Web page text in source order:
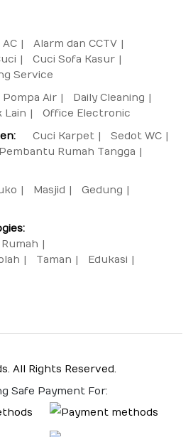
AC
Alarm dan CCTV
Cuci Sofa Kasur
Service
Pompa Air
Daily Cleaning
Lain
Office Electronic
Cuci Karpet
Sedot WC
Pembantu Rumah Tangga
Masjid
Gedung
Taman
Edukasi
All Rights Reserved.
Safe Payment For: